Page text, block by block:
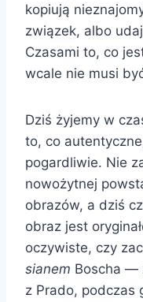
kopiują
związek, albo
Czasami to, co
wcale nie musi
Dziś żyjemy w
to, co
pogardliwie. Nie
nowożytnej
obrazów, a dziś
obraz jest
oczywiste, czy
sianem Boscha —
z Prado, podczas